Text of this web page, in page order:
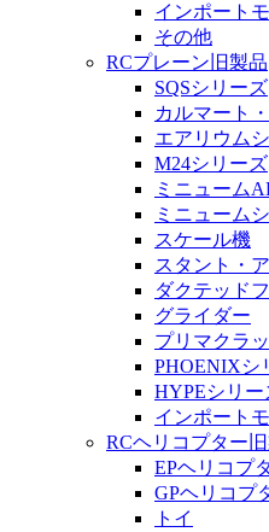
インポート
その他
RCプレーン旧製品
SQSシリーズ
カルマート
エアリウム
M24シリーズ
ミニューム
ミニューム
スケール機
スタント・
ダクテッド
グライダー
プリマクラ
PHOENIXシ
HYPEシリー
インポート
RCヘリコプター
EPヘリコプ
GPヘリコプ
トイ